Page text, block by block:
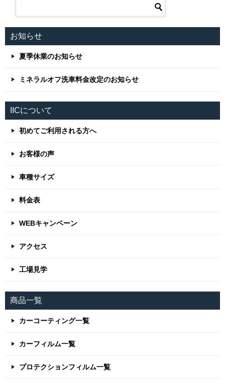
お知らせ
夏季休業のお知らせ
ミネラルオフ洗車料金改定のお知らせ
IICについて
初めてご利用される方へ
お客様の声
車種サイズ
料金表
WEBキャンペーン
アクセス
工場見学
商品一覧
カーコーティング一覧
カーフィルム一覧
プロテクションフィルム一覧